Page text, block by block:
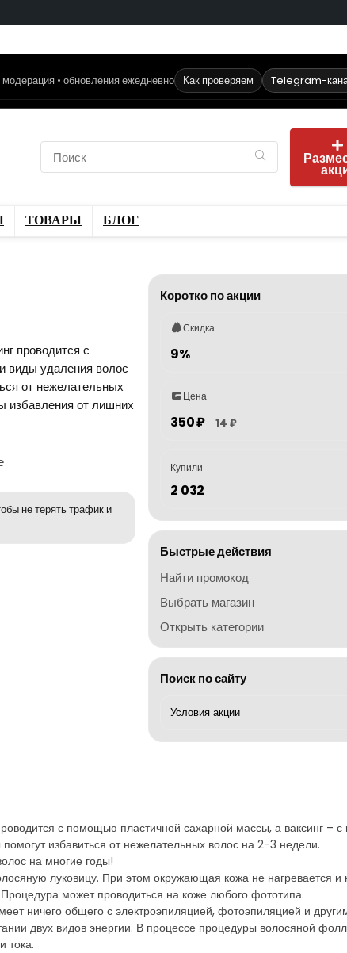
• обновления ежедневно Как проверяем Telegram-
ТОВАРЫ БЛОГ
проводится с
виды удаления волос
от нежелательных
избавления от лишних
не терять трафик и
Коротко по акции
Скидка
9%
Цена
350 ₽ 14 ₽
Купили
2 032
Быстрые действия
Найти промокод
Выбрать магазин
Открыть категории
Поиск по сайту
с помощью пластичной сахарной массы, а ваксинг –
избавиться от нежелательных волос на 2-3 недели.
на многие годы!
луковицу. При этом окружающая кожа не нагревается и
может проводиться на коже любого фототипа.
ничего общего с электроэпиляцией, фотоэпиляцией и
двух видов энергии. В процессе процедуры волосяной
тока.